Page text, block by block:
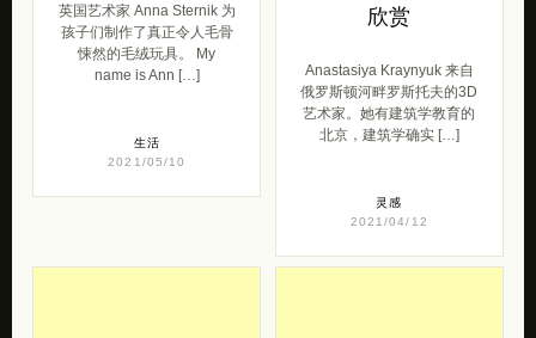
英国艺术家 Anna Sternik 为
孩子们制作了真正令人毛骨
悚然的毛绒玩具。 My
name is Ann […]
生活
2021/05/10
欣赏
Anastasiya Kraynyuk 来自
俄罗斯顿河畔罗斯托夫的3D
艺术家。她有建筑学教育的
北京，建筑学确实 […]
灵感
2021/04/12